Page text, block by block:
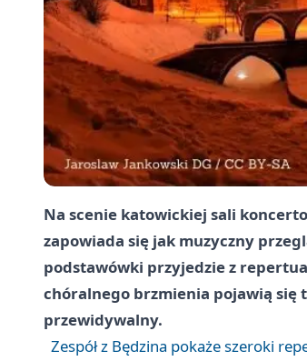
Na scenie katowickiej sali
zapowiada się jak muzyczny
podstawówki przyjedzie z
chóralnego brzmienia pojawią się
przewidywalny.
Zespół z Będzina pokaże szeroki